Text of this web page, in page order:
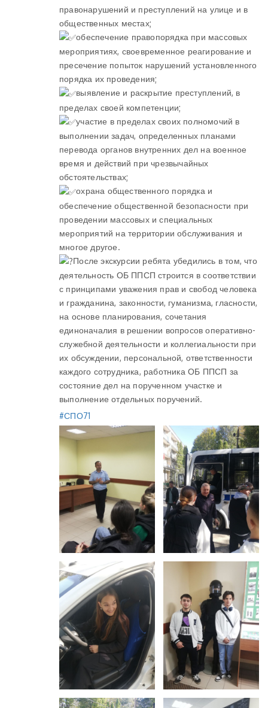
правонарушений и преступлений на улице и в
общественных местах;
обеспечение правопорядка при массовых
мероприятиях, своевременное реагирование и
пресечение попыток нарушений установленного
порядка их проведения;
выявление и раскрытие преступлений, в
пределах своей компетенции;
участие в пределах своих полномочий в
выполнении задач, определенных планами
перевода органов внутренних дел на военное
время и действий при чрезвычайных
обстоятельствах;
охрана общественного порядка и
обеспечение общественной безопасности при
проведении массовых и специальных
мероприятий на территории обслуживания и
многое другое.
После экскурсии ребята убедились в том, что
деятельность ОБ ППСП строится в соответствии
с принципами уважения прав и свобод человека
и гражданина, законности, гуманизма, гласности,
на основе планирования, сочетания
единоначалия в решении вопросов оперативно-
служебной деятельности и коллегиальности при
их обсуждении, персональной, ответственности
каждого сотрудника, работника ОБ ППСП за
состояние дел на порученном участке и
выполнение отдельных поручений.
#СПО71